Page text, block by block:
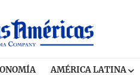
AMÉRICA LATINA